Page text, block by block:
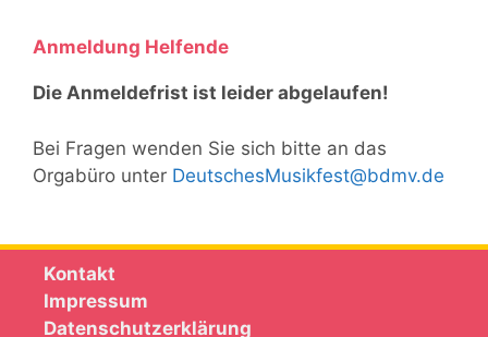
Anmeldung Helfende
Die Anmeldefrist ist leider abgelaufen!
Bei Fragen wenden Sie sich bitte an das
Orgabüro unter DeutschesMusikfest@bdmv.de
Kontakt
Impressum
Datenschutzerklärung